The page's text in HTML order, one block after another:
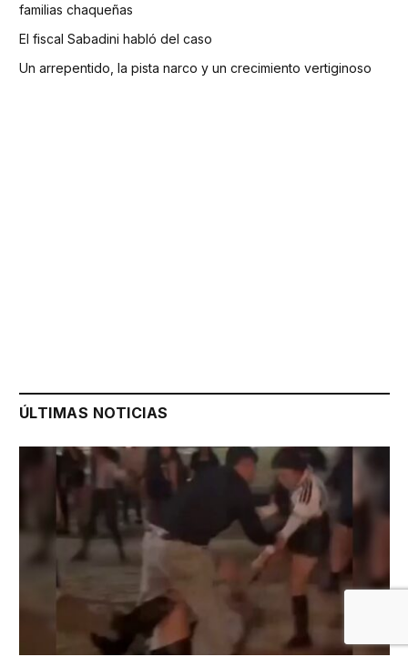
familias chaqueñas
El fiscal Sabadini habló del caso
Un arrepentido, la pista narco y un crecimiento vertiginoso
ÚLTIMAS NOTICIAS